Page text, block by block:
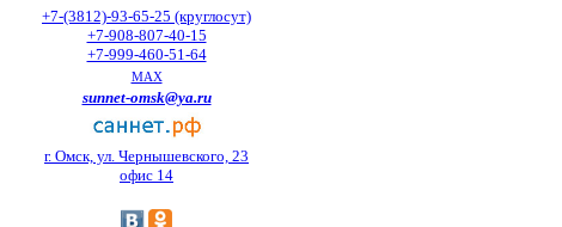
+7-(3812)-93-65-25 (круглосут)
+7-908-807-40-15
+7-999-460-51-64
MAX
sunnet-omsk@ya.ru
г. Омск, ул. Чернышевского, 23
офис 14